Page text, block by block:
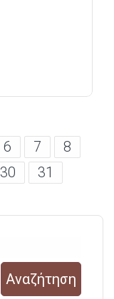
6 7
8
30
31
Αναζήτηση